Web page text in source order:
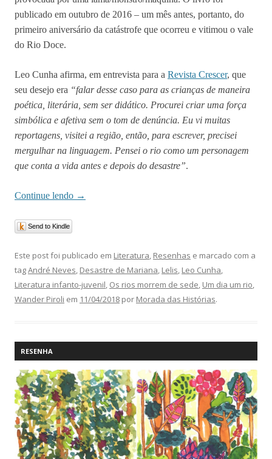
publicado em outubro de 2016 – um mês antes, portanto, do
primeiro aniversário da catástrofe que ocorreu e vitimou o vale
do Rio Doce.
Leo Cunha afirma, em entrevista para a Revista Crescer, que
seu desejo era “falar desse caso para as crianças de maneira
poética, literária, sem ser didático. Procurei criar uma força
simbólica e afetiva sem o tom de denúncia. Eu vi muitas
reportagens, visitei a região, então, para escrever, precisei
mergulhar na linguagem. Pensei o rio como um personagem
que conta a vida antes e depois do desastre”.
Continue lendo →
Send to Kindle
Este post foi publicado em Literatura, Resenhas e marcado com a
tagAndré Neves, Desastre de Mariana, Lelis, Leo Cunha,
Literatura infanto-juvenil, Os rios morrem de sede, Um dia um rio,
Wander Piroli em 11/04/2018 por Morada das Histórias.
RESENHA